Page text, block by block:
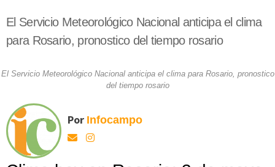
El Servicio Meteorológico Nacional anticipa el clima
para Rosario, pronostico del tiempo rosario
El Servicio Meteorológico Nacional anticipa el clima para Rosario, pronostico
del tiempo rosario
Por Infocampo